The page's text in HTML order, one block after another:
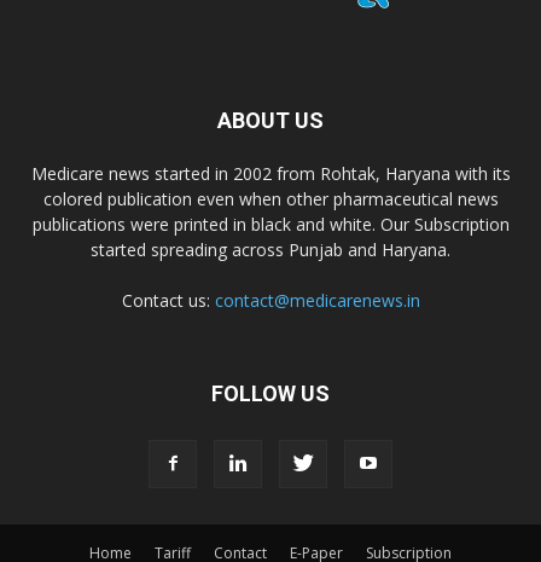
Dr. Alson Laboratories Private Limited
Domagk Smith Labs Pvt Ltd
ABOUT US
Medicare news started in 2002 from Rohtak, Haryana with its
colored publication even when other pharmaceutical news
publications were printed in black and white. Our Subscription
started spreading across Punjab and Haryana.
Contact us: contact@medicarenews.in
FOLLOW US
Home Tariff Contact E-Paper Subscription